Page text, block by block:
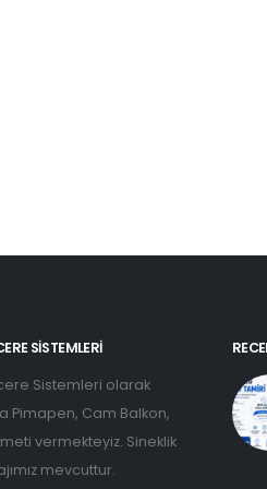
SISTEMLERI
Sistemleri olarak
Pimapen, Cam Balkon,
vermekteyiz. Sineklik
mevcuttur.